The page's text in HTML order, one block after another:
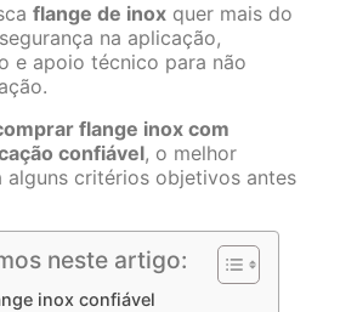
flange de inox quer mais do
na aplicação,
e apoio técnico para não
flange inox com
confiável, o melhor
alguns critérios objetivos antes
neste artigo:
inox confiável